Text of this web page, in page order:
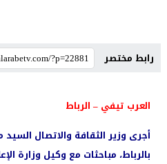
رابط مختصر
العرب تيفي – الرباط
أجرى وزير الثقافة والاتصال السيد
بالرباط، مباحثات مع وكيل وزارة